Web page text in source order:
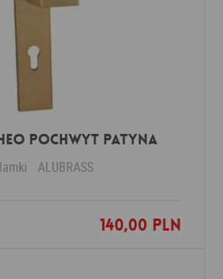
POCHWYT patyna
ALUBRASS
140,00 PLN
do ulubionych